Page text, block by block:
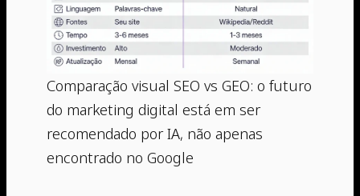
Comparação visual SEO vs GEO: o futuro
do marketing digital está em ser
recomendado por IA, não apenas
encontrado no Google